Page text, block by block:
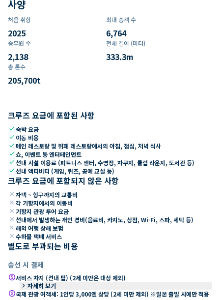
사양
처음 취항
2025
최대 승객 수
6,764
승무원 수
2,138
전체 길이 (미터)
333.3m
총 톤수
205,700t
크루즈 요금에 포함된 사항
check숙박 요금
check 이동 비용
check 메인 레스토랑 및 뷔페 레스토랑에서의 아침, 점심, 저녁 식사
check쇼, 이벤트 등 엔터테인먼트
check선내 시설 이용료 (피트니스 센터, 수영장, 자쿠지, 클럽 라운지, 도서관 등)
check선내 액티비티 (게임, 퀴즈, 공예 교실 등)
크루즈 요금에 포함되지 않은 사항
close 자택 ~ 항구까지의 교통비
close 각 기항지에서의 이동비
close 기항지 관광 투어 요금
close 선내에서 발생하는 개인 경비(음료비, 카지노, 상점, Wi-Fi, 스파, 세탁 등)
close 해외 여행 상해 보험
close 수하물 택배 서비스
별도로 부과되는 비용
승선 시 결제
paid서비스 차지 (선내 팁) (2세 미만은 대상 제외)
keyboard_arrow_right 자세히 보기
paid국제 관광 여객세: 1인당 3,000엔 상당 (2세 미만 제외) ※일본 출발 시에만 적용